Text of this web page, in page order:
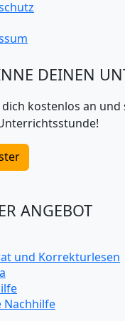
DEINEN
kostenlos an
ANGEBOT
und Korrekturlesen
Nachhilfe